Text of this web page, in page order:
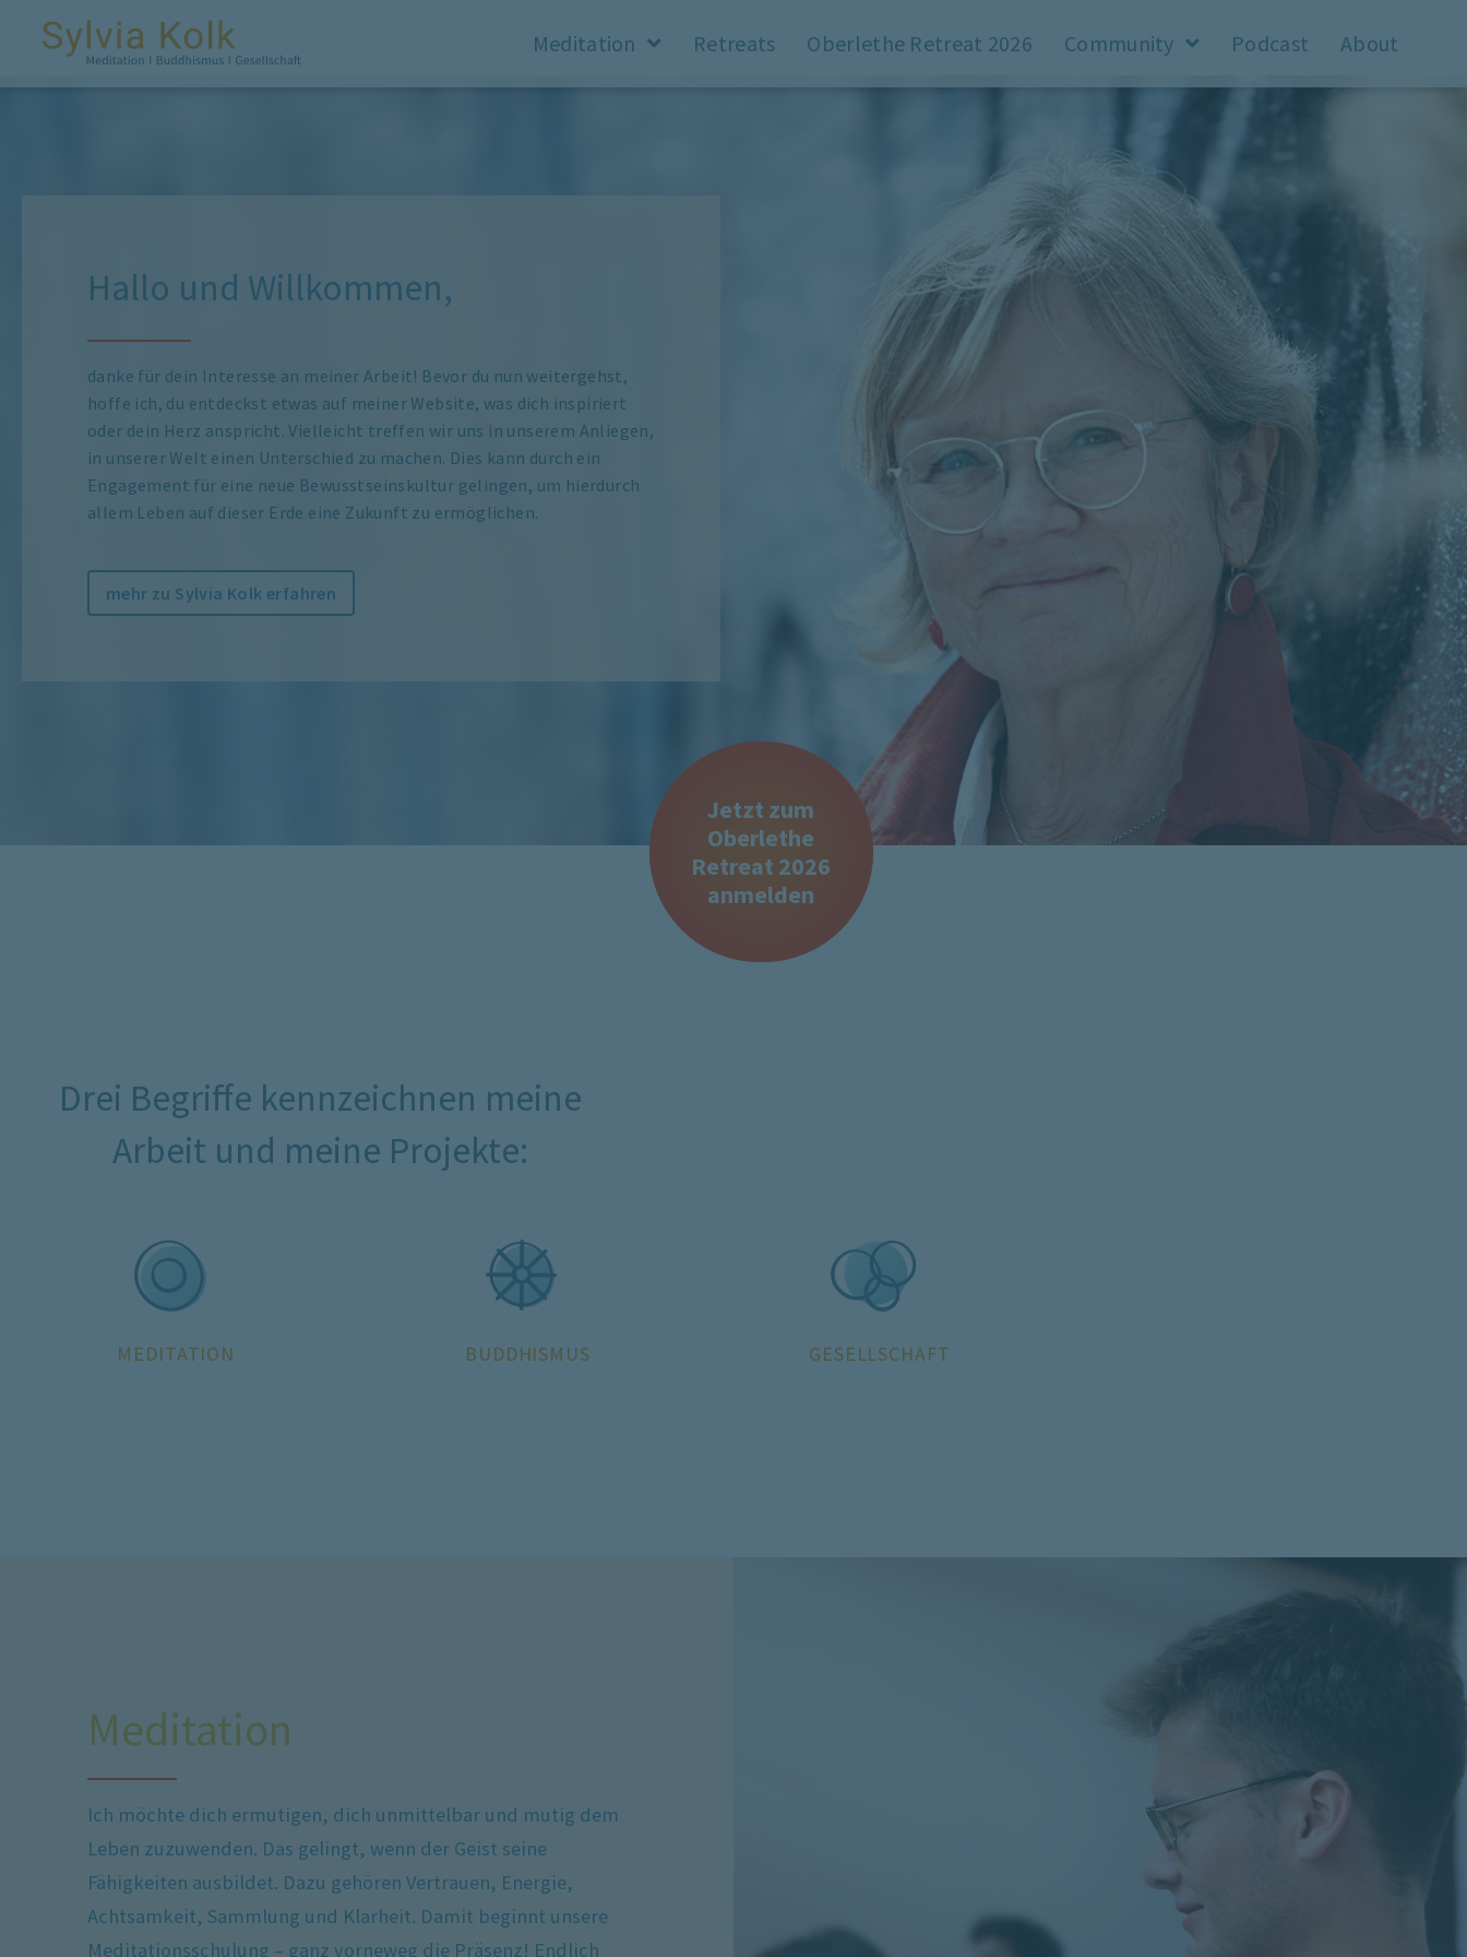
Meditation Retreats Oberlethe Retreat 2026 Community Podcast About
Hallo und Willkommen,
danke für dein Interesse an meiner Arbeit! Bevor du nun weitergehst,
hoffe ich, du entdeckst etwas auf meiner Website, was dich inspiriert
oder dein Herz anspricht. Vielleicht treffen wir uns in unserem Anliegen,
in unserer Welt einen Unterschied zu machen. Dies kann durch ein
Engagement für eine neue Bewusstseinskultur gelingen, um hierdurch
allem Leben auf dieser Erde eine Zukunft zu ermöglichen.
mehr zu Sylvia Kolk erfahren
Jetzt zum
Oberlethe
Retreat 2026
anmelden
Drei Begriffe kennzeichnen meine
Arbeit und meine Projekte:
MEDITATION BUDDHISMUS GESELLSCHAFT
Meditation
Ich möchte dich ermutigen, dich unmittelbar und mutig dem
Leben zuzuwenden. Das gelingt, wenn der Geist seine
Fähigkeiten ausbildet. Dazu gehören Vertrauen, Energie,
Achtsamkeit, Sammlung und Klarheit. Damit beginnt unsere
Meditationsschulung – ganz vorneweg die Präsenz! Endlich